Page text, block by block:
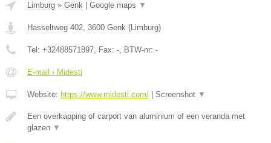
Limburg » Genk Google maps ▼
Hasseltweg 402, 3600 Genk (Limburg)
Tel: +32488571897, Fax: -, BTW-nr: -
E-mail › Midesti
Website: https://www.midesti.com/ Screenshot ▼
Een overkapping of carport van aluminium of een veranda met
glazen ▼